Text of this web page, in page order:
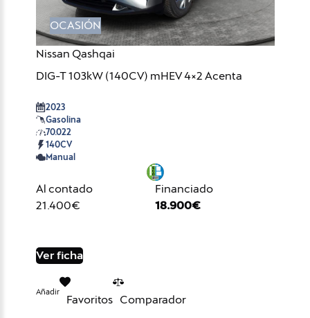
OCASIÓN
Nissan Qashqai
DIG-T 103kW (140CV) mHEV 4×2 Acenta
2023
Gasolina
70.022
140CV
Manual
Al contado
21.400€
Financiado
18.900€
Ver ficha
Añadir
Favoritos Comparador